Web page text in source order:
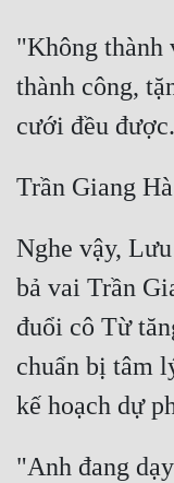
Đông Phương
Đông Phương Huyền
Truyện Nam
Truyện Nữ
Vô Địch Lưu
"Không thành
thành công,
Nghe vậy,
bả vai Trần
đuổi cô Từ
chuẩn bị tâm
"Anh đang